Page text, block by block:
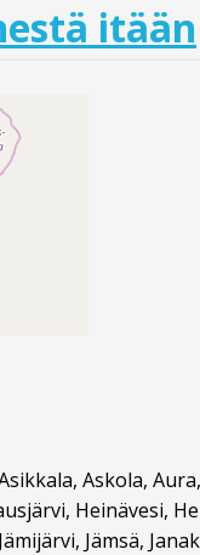
itään
Askola,
Heinävesi,
Jämsä,